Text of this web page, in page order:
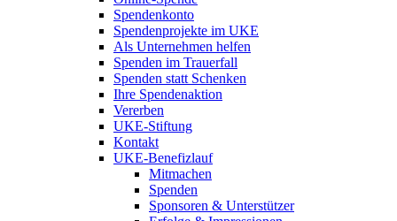
Spendenkonto
Spendenprojekte im UKE
Als Unternehmen helfen
Spenden im Trauerfall
Spenden statt Schenken
Ihre Spendenaktion
Vererben
UKE-Stiftung
Kontakt
UKE-Benefizlauf
Mitmachen
Spenden
Sponsoren & Unterstützer